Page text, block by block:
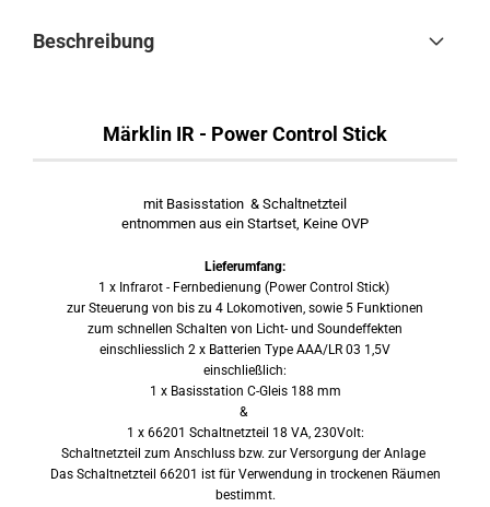
Beschreibung
Märklin IR - Power Control Stick
mit Basisstation & Schaltnetzteil
entnommen aus ein Startset, Keine OVP
Lieferumfang:
1 x Infrarot - Fernbedienung (Power Control Stick)
zur Steuerung von bis zu 4 Lokomotiven, sowie 5 Funktionen
zum schnellen Schalten von Licht- und Soundeffekten
einschliesslich 2 x Batterien Type AAA/LR 03 1,5V
einschließlich:
1 x Basisstation C-Gleis 188 mm
&
1 x 66201 Schaltnetzteil 18 VA, 230Volt:
Schaltnetzteil zum Anschluss bzw. zur Versorgung der Anlage
Das Schaltnetzteil 66201 ist für Verwendung in trockenen Räumen
bestimmt.